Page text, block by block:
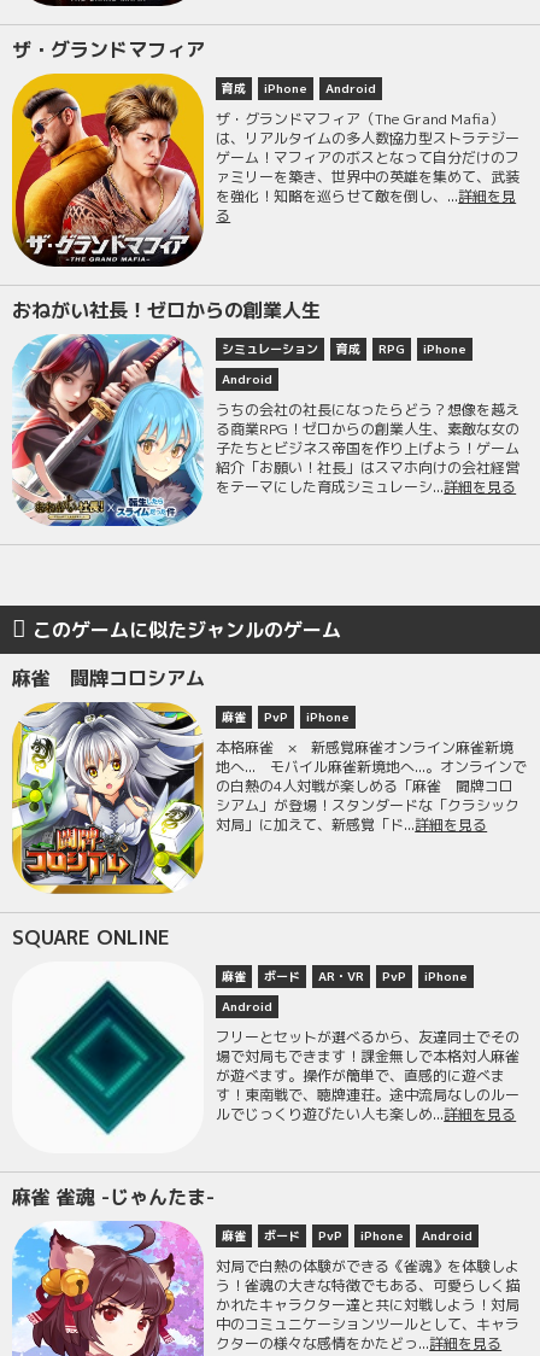
ザ・グランドマフィア
育成 iPhone Android
ザ・グランドマフィア（The Grand Mafia）
は、リアルタイムの多人数協力型ストラテジー
ゲーム！マフィアのボスとなって自分だけのフ
ァミリーを築き、世界中の英雄を集めて、武装
を強化！知略を巡らせて敵を倒し、...詳細を見
る
おねがい社長！ゼロからの創業人生
シミュレーション 育成 RPG
iPhone
Android
うちの会社の社長になったらどう？想像を越え
る商業RPG！ゼロからの創業人生、素敵な女の
子たちとビジネス帝国を作り上げよう！ゲーム
紹介「お願い！社長」はスマホ向けの会社経営
をテーマにした育成シミュレーシ...詳細を見る
このゲームに似たジャンルのゲーム
麻雀 闘牌コロシアム
麻雀 PvP iPhone
本格麻雀 × 新感覚麻雀オンライン麻雀新境
地へ... モバイル麻雀新境地へ...。オンラインで
の白熱の4人対戦が楽しめる「麻雀 闘牌コロ
シアム」が登場！スタンダードな「クラシック
対局」に加えて、新感覚「ド...詳細を見る
SQUARE ONLINE
麻雀 ボード AR・VR PvP
iPhone
Android
フリーとセットが選べるから、友達同士でその
場で対局もできます！課金無しで本格対人麻雀
が遊べます。操作が簡単で、直感的に遊べま
す！東南戦で、聴牌連荘。途中流局なしのルー
ルでじっくり遊びたい人も楽しめ...詳細を見る
麻雀 雀魂 -じゃんたま-
麻雀 ボード PvP iPhone Android
対局で白熱の体験ができる《雀魂》を体験しよ
う！雀魂の大きな特徴でもある、可愛らしく描
かれたキャラクター達と共に対戦しよう！対局
中のコミュニケーションツールとして、キャラ
クターの様々な感情をかたどっ...詳細を見る